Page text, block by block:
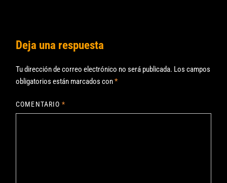
Deja una respuesta
Tu dirección de correo electrónico no será publicada. Los campos
obligatorios están marcados con*
COMENTARIO*